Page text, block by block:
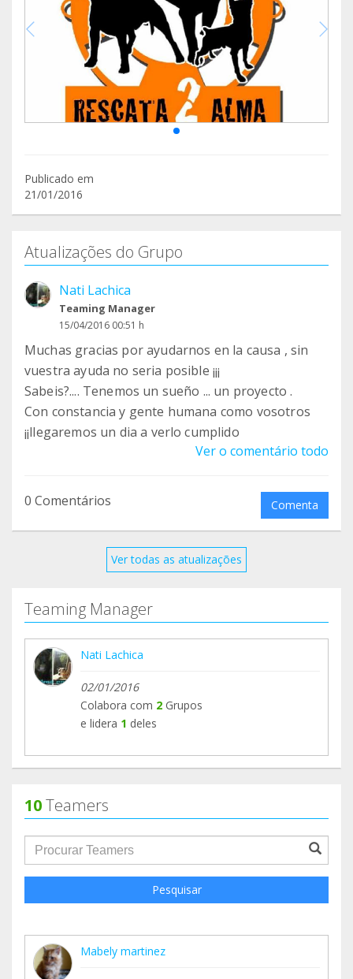
Publicado em
21/01/2016
Atualizações do Grupo
Nati Lachica
Teaming Manager
15/04/2016 00:51 h
Muchas gracias por ayudarnos en la causa , sin
vuestra ayuda no seria posible ¡¡¡
Sabeis?.... Tenemos un sueño ... un proyecto .
Con constancia y gente humana como vosotros
¡¡llegaremos un dia a verlo cumplido
Ver o comentário todo
0 Comentários Comenta
Ver todas as atualizações
Teaming Manager
Nati Lachica
02/01/2016
Colabora com 2 Grupos
e lidera 1 deles
10Teamers
groupProfile.searchForm.search.text???
Pesquisar
Mabely martinez